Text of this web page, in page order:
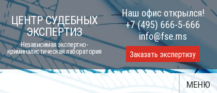
Skip
to
content
ЦЕНТР СУДЕБНЫХ
ЭКСПЕРТИЗ
Независимая экспертно-
криминалистическая лаборатория
Наш офис открылся!
+7 (495) 666-5-666
info@fse.ms
Заказать экспертизу
МЕНЮ